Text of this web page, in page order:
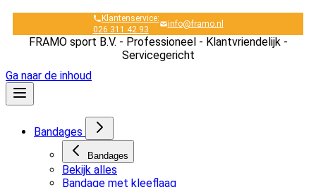
Klantenservice:
026 311 42 93
info@framo.nl
FRAMO sport B.V. - Professioneel - Klantvriendelijk -
Servicegericht
Ga naar de inhoud
Bandages
Bandages
Bekijk alles
Bandage met kleeflaag